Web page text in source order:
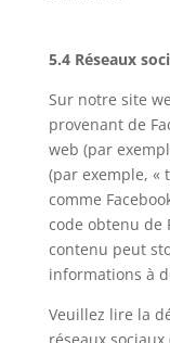
5.4 Réseaux
Sur notre site
provenant de
web (par
(par exemple, «
comme
code obtenu de
contenu peut
informations à
Veuillez lire la